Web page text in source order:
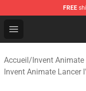
FREE
Open menu
Invent Animate
Accueil/Invent
Invent Animate Lancer